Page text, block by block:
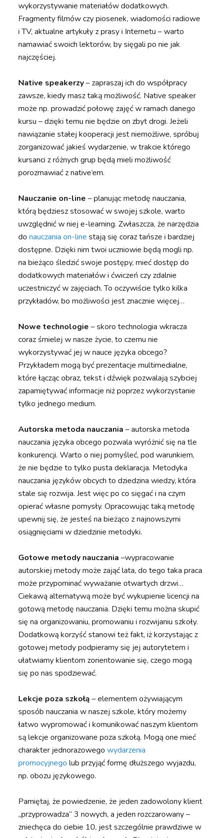
wykorzystywanie materiałów dodatkowych.
Fragmenty filmów czy piosenek, wiadomości radiowe
i TV, aktualne artykuły z prasy i Internetu – warto
namawiać swoich lektorów, by sięgali po nie jak
najczęściej.
Native speakerzy– zapraszaj ich do współpracy
zawsze, kiedy masz taką możliwość. Native speaker
może np. prowadzić połowę zajęć w ramach danego
kursu – dzięki temu nie będzie on zbyt drogi. Jeżeli
nawiązanie stałej kooperacji jest niemożliwe, spróbuj
zorganizować jakieś wydarzenie, w trakcie którego
kursanci z różnych grup będą mieli możliwość
porozmawiać z native’em.
Nauczanie on-line– planując metodę nauczania,
którą będziesz stosować w swojej szkole, warto
uwzględnić w niej e-learning. Zwłaszcza, że narzędzia
donauczania on-line stają się coraz tańsze i bardziej
dostępne. Dzięki nim twoi uczniowie będą mogli np.
na bieżąco śledzić swoje postępy, mieć dostęp do
dodatkowych materiałów i ćwiczeń czy zdalnie
uczestniczyć w zajęciach. To oczywiście tylko kilka
przykładów, bo możliwości jest znacznie więcej…
Nowe technologie– skoro technologia wkracza
coraz śmielej w nasze życie, to czemu nie
wykorzystywać jej w nauce języka obcego?
Przykładem mogą być prezentacje multimedialne,
które łącząc obraz, tekst i dźwięk pozwalają szybciej
zapamiętywać informacje niż poprzez wykorzystanie
tylko jednego medium.
Autorska metoda nauczania– autorska metoda
nauczania języka obcego pozwala wyróżnić się na tle
konkurencji. Warto o niej pomyśleć, pod warunkiem,
że nie będzie to tylko pusta deklaracja. Metodyka
nauczania języków obcych to dziedzina wiedzy, która
stale się rozwija. Jest więc po co sięgać i na czym
opierać własne pomysły. Opracowując taką metodę
upewnij się, że jesteś na bieżąco z najnowszymi
osiągnięciami w dziedzinie metodyki.
Gotowe metody nauczania–wypracowanie
autorskiej metody może zająć lata, do tego taka praca
może przypominać wyważanie otwartych drzwi…
Ciekawą alternatywą może być wykupienie licencji na
gotową metodę nauczania. Dzięki temu można skupić
się na organizowaniu, promowaniu i rozwijaniu szkoły.
Dodatkową korzyść stanowi też fakt, iż korzystając z
gotowej metody podpieramy się jej autorytetem i
ułatwiamy klientom zorientowanie się, czego mogą
się po nas spodziewać.
Lekcje poza szkołą– elementem ożywiającym
sposób nauczania w naszej szkole, który możemy
łatwo wypromować i komunikować naszym klientom
są lekcje organizowane poza szkołą. Mogą one mieć
charakter jednorazowegowydarzenia
promocyjnego lub przyjąć formę dłuższego wyjazdu,
np. obozu językowego.
Pamiętaj, że powiedzenie, że jeden zadowolony klient
„przyprowadza” 3 nowych, a jeden rozczarowany –
zniechęca do ciebie 10, jest szczególnie prawdziwe w